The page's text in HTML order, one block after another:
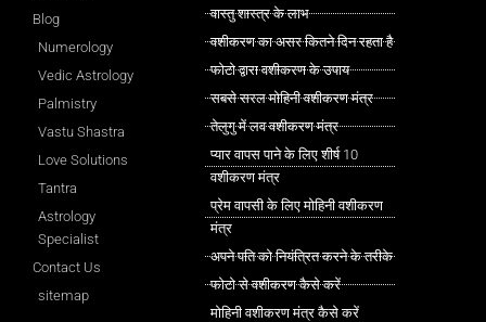
Blog
Numerology
Vedic Astrology
Palmistry
Vastu Shastra
Love Solutions
Tantra
Astrology
Specialist
Contact Us
sitemap
वास्तु शास्त्र के लाभ
वशीकरण का असर कितने दिन रहता है
फोटो द्वारा वशीकरण के उपाय
सबसे सरल मोहिनी वशीकरण मंत्र
तेलुगु में लव वशीकरण मंत्र
प्यार वापस पाने के लिए शीर्ष 10
वशीकरण मंत्र
प्रेम वापसी के लिए मोहिनी वशीकरण
मंत्र
अपने पति को नियंत्रित करने के तरीके
फोटो से वशीकरण कैसे करें
मोहिनी वशीकरण मंत्र कैसे करें